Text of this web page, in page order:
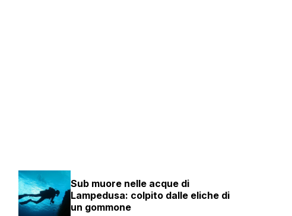
Sub muore nelle acque di
Lampedusa: colpito dalle eliche di
un gommone